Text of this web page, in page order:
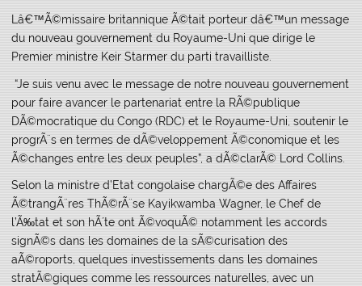
Lâ€™Ã©missaire britannique Ã©tait porteur dâ€™un message
du nouveau gouvernement du Royaume-Uni que dirige le
Premier ministre Keir Starmer du parti travailliste.
“Je suis venu avec le message de notre nouveau gouvernement
pour faire avancer le partenariat entre la RÃ©publique
DÃ©mocratique du Congo (RDC) et le Royaume-Uni, soutenir le
progrÃ¨s en termes de dÃ©veloppement Ã©conomique et les
Ã©changes entre les deux peuples”, a dÃ©clarÃ© Lord Collins.
Selon la ministre d’Etat congolaise chargÃ©e des Affaires
Ã©trangÃ¨res ThÃ©rÃ¨se Kayikwamba Wagner, le Chef de
l’Ã‰tat et son hÃ´te ont Ã©voquÃ© notamment les accords
signÃ©s dans les domaines de la sÃ©curisation des
aÃ©roports, quelques investissements dans les domaines
stratÃ©giques comme les ressources naturelles, avec un